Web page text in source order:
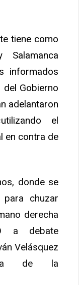
tiene como
informados
Gobierno
adelantaron
el
en contra de
donde se
chuzar
derecha
a debate
Velásquez
de la